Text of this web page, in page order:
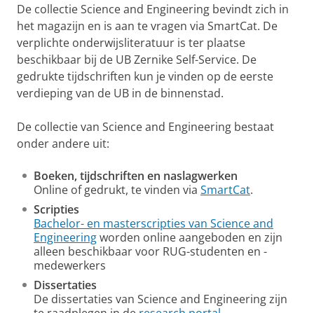
De collectie Science and Engineering bevindt zich in
het magazijn en is aan te vragen via SmartCat. De
verplichte onderwijsliteratuur is ter plaatse
beschikbaar bij de UB Zernike Self-Service. De
gedrukte tijdschriften kun je vinden op de eerste
verdieping van de UB in de binnenstad.
De collectie van Science and Engineering bestaat
onder andere uit:
Boeken, tijdschriften en naslagwerken
Online of gedrukt, te vinden via SmartCat.
Scripties
Bachelor- en masterscripties van Science and
Engineeringworden online aangeboden en zijn
alleen beschikbaar voor RUG-studenten en -
medewerkers
Dissertaties
De dissertaties van Science and Engineering zijn